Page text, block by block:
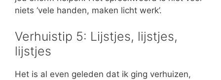
niets ‘vele handen, maken licht werk’.
Verhuistip 5: Lijstjes, lijstjes,
lijstjes
Het is al even geleden dat ik ging verhuizen,